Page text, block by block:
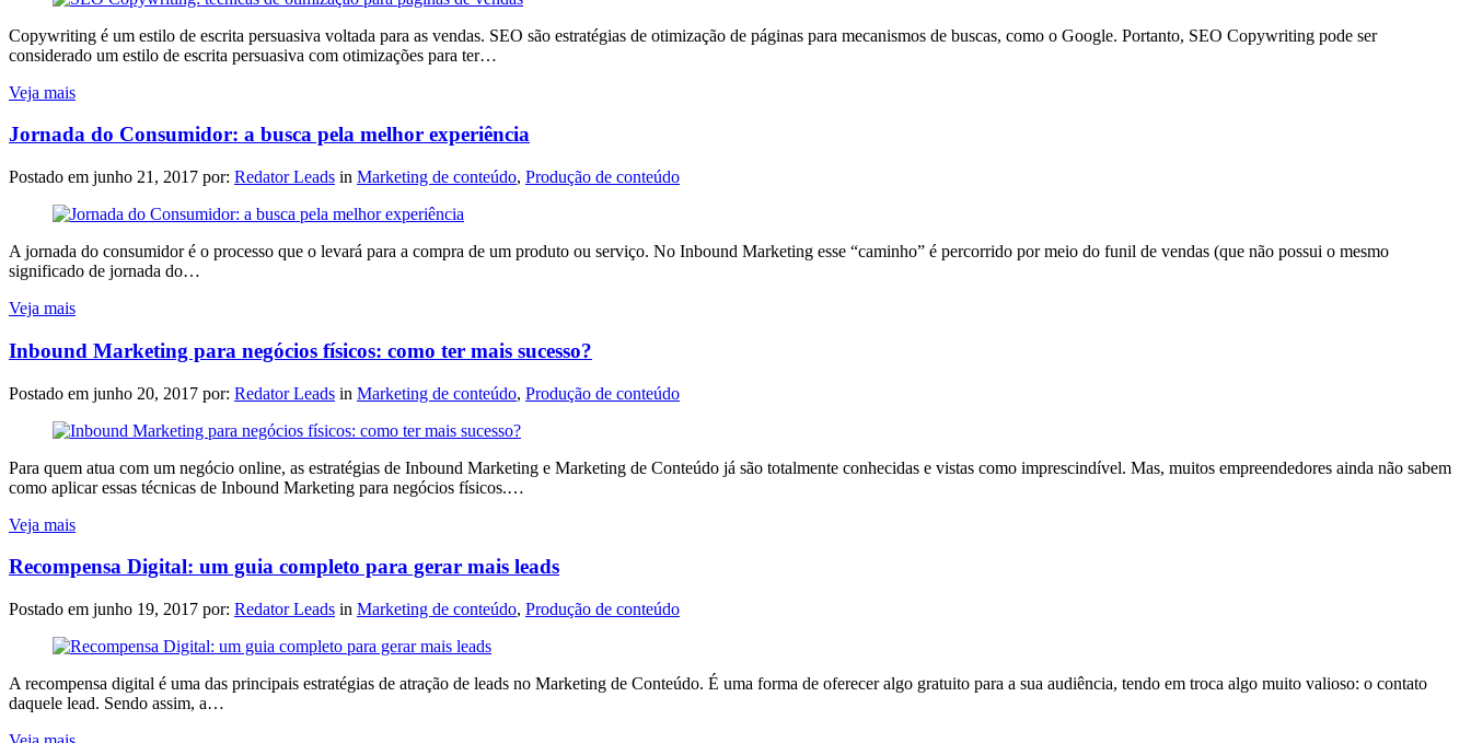
Copywriting é um estilo de escrita persuasiva voltada para as vendas. SEO são estratégias de otimização de páginas para mecanismos de buscas, como o Google. Portanto, SEO Copywriting pode ser
considerado um estilo de escrita persuasiva com otimizações para ter…
Veja mais
Jornada do Consumidor: a busca pela melhor experiência
Postado em junho 21, 2017 por: Redator Leads in Marketing de conteúdo, Produção de conteúdo
A jornada do consumidor é o processo que o levará para a compra de um produto ou serviço. No Inbound Marketing esse “caminho” é percorrido por meio do funil de vendas (que não possui o mesmo
significado de jornada do…
Veja mais
Inbound Marketing para negócios físicos: como ter mais sucesso?
Postado em junho 20, 2017 por: Redator Leads in Marketing de conteúdo, Produção de conteúdo
Para quem atua com um negócio online, as estratégias de Inbound Marketing e Marketing de Conteúdo já são totalmente conhecidas e vistas como imprescindível. Mas, muitos empreendedores ainda não sabem
como aplicar essas técnicas de Inbound Marketing para negócios físicos.…
Veja mais
Recompensa Digital: um guia completo para gerar mais leads
Postado em junho 19, 2017 por: Redator Leads in Marketing de conteúdo, Produção de conteúdo
A recompensa digital é uma das principais estratégias de atração de leads no Marketing de Conteúdo. É uma forma de oferecer algo gratuito para a sua audiência, tendo em troca algo muito valioso: o contato
daquele lead. Sendo assim, a…